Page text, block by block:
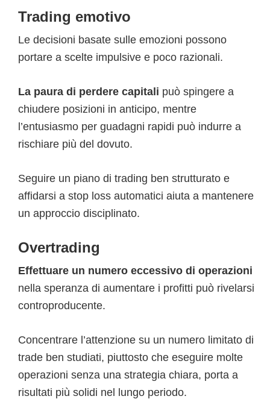
Trading emotivo
Le decisioni basate sulle emozioni possono
portare a scelte impulsive e poco razionali.
La paura di perdere capitali può spingere a
chiudere posizioni in anticipo, mentre
l’entusiasmo per guadagni rapidi può indurre a
rischiare più del dovuto.
Seguire un piano di trading ben strutturato e
affidarsi a stop loss automatici aiuta a mantenere
un approccio disciplinato.
Overtrading
Effettuare un numero eccessivo di operazioni
nella speranza di aumentare i profitti può rivelarsi
controproducente.
Concentrare l’attenzione su un numero limitato di
trade ben studiati, piuttosto che eseguire molte
operazioni senza una strategia chiara, porta a
risultati più solidi nel lungo periodo.